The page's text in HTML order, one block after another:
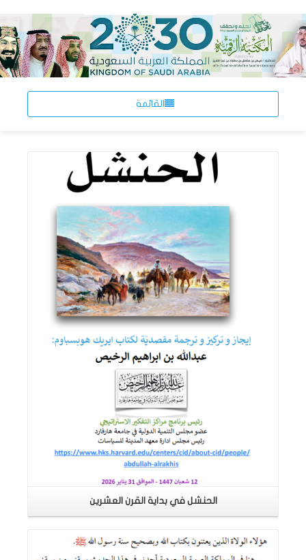
القائمة
اقرأ المزيد
الحنشل في بداية القرن العشرين